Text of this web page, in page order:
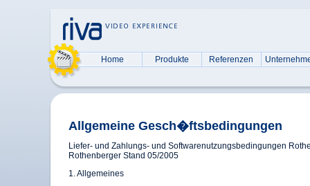
Home Produkte Referenzen
Allgemeine Gesch�ftsbedingungen
Liefer- und Zahlungs- und Softwarenutzungsbedingungen
Rothenberger Stand 05/2005
1. Allgemeines